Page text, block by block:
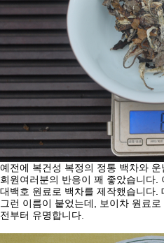
예전에 복건성 복정의 정통 백차와 운
회원여러분의 반응이 꽤 좋았습니다
대백호 원료로 백차를 제작했습니다
그런 이름이 붙었는데 보이차 원료로
전부터 유명합니다